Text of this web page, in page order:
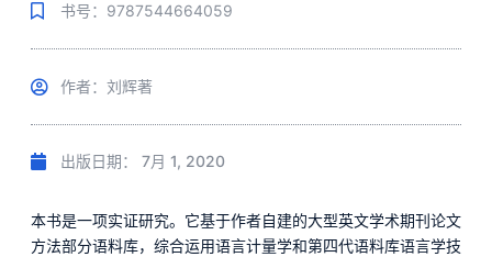
书号：9787544664059
作者：刘辉著
出版日期： 7月 1, 2020
本书是一项实证研究。它基于作者自建的大型英文学术期刊论文
方法部分语料库，综合运用语言计量学和第四代语料库语言学技